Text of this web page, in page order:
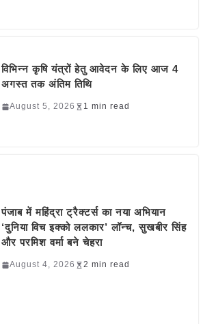
विभिन्न कृषि यंत्रों हेतु आवेदन के लिए आज 4
अगस्त तक अंतिम तिथि
August 5, 2026 1 min read
पंजाब में महिंद्रा ट्रैक्टर्स का नया अभियान
‘दुनिया विच इक्को ललकार’ लॉन्च, सुखबीर सिंह
और परमिश वर्मा बने चेहरा
August 4, 2026 2 min read